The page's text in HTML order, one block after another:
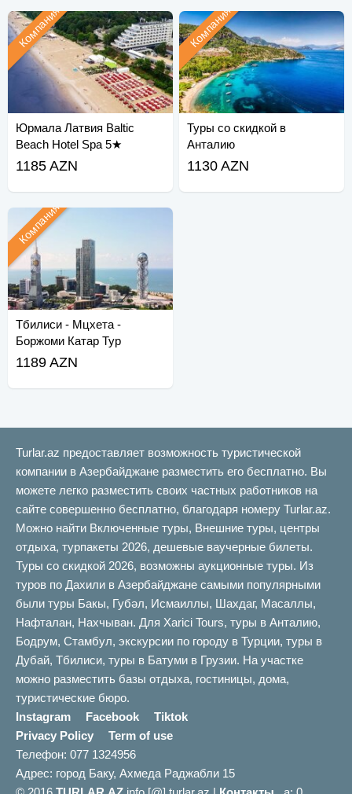
Юрмала Латвия Baltic
Beach Hotel Spa 5★
Компания
1185 AZN
Туры со скидкой в
Анталию
Компания
1130 AZN
Тбилиси - Мцхета -
Боржоми Катар Тур
Компания
1189 AZN
Turlar.az предоставляет возможность туристической
компании в Азербайджане разместить его бесплатно. Вы
можете легко разместить своих частных работников на
сайте совершенно бесплатно, благодаря номеру Turlar.az.
Можно найти Включенные туры, Внешние туры, центры
отдыха, турпакеты 2026, дешевые ваучерные билеты.
Туры со скидкой 2026, возможны аукционные туры. Из
туров по Дахили в Азербайджане самыми популярными
были туры Бакы, Губəл, Исмаиллы, Шахдаг, Масаллы,
Нафталан, Нахчыван. Для Xarici Tours, туры в Анталию,
Бодрум, Стамбул, экскурсии по городу в Турции, туры в
Дубай, Тбилиси, туры в Батуми в Грузии. На участке
можно разместить базы отдыха, гостиницы, дома,
туристические бюро.
Instagram
Facebook
Tiktok
Privacy Policy
Term of use
Телефон: 077 1324956
Адрес: город Баку, Ахмеда Раджабли 15